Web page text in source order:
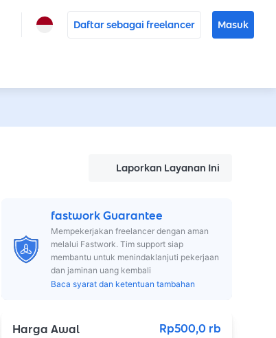
Daftar sebagai freelancer Masuk
Laporkan Layanan Ini
fastwork Guarantee
Mempekerjakan freelancer dengan aman
melalui Fastwork. Tim support siap
membantu untuk menindaklanjuti pekerjaan
dan jaminan uang kembali
Baca syarat dan ketentuan tambahan
Harga Awal Rp500,0 rb